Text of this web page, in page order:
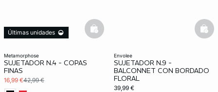
metamorphose
SUJETADOR N.4 - COPAS
FINAS
16,99 €42,99 €
Últimas unidades
basketfull
envolee
SUJETADOR N.9 -
BALCONNET CON BORDADO
FLORAL
39,99 €